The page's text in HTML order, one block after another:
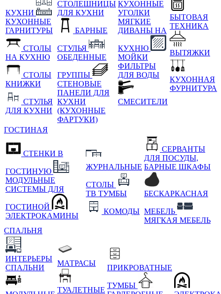
КУХНИ
КУХОННЫЕ
ГАРНИТУРЫ
СТОЛЫ
НА КУХНЮ
СТОЛЫ
КНИЖКИ
СТУЛЬЯ
ДЛЯ КУХНИ
СТОЛЕШНИЦЫ
ДЛЯ КУХНИ
БАРНЫЕ
СТУЛЬЯ
ОБЕДЕННЫЕ
ГРУППЫ
СТЕНОВЫЕ
ПАНЕЛИ ДЛЯ
КУХНИ
(КУХОННЫЕ
ФАРТУКИ)
КУХОННЫЕ
УГОЛКИ
МЯГКИЕ
ДИВАНЫ НА
КУХНЮ
МОЙКИ
ФИЛЬТРЫ
ДЛЯ ВОДЫ
СМЕСИТЕЛИ
БЫТОВАЯ
ТЕХНИКА
ВЫТЯЖКИ
КУХОННАЯ
ФУРНИТУРА
ГОСТИНАЯ
СТЕНКИ В
ГОСТИНУЮ
МОДУЛЬНЫЕ
СИСТЕМЫ ДЛЯ
ГОСТИНОЙ
ЭЛЕКТРОКАМИНЫ
ЖУРНАЛЬНЫЕ
СТОЛЫ
ТВ ТУМБЫ
КОМОДЫ
СЕРВАНТЫ
ДЛЯ ПОСУДЫ,
БАРНЫЕ ШКАФЫ
БЕСКАРКАСНАЯ
МЕБЕЛЬ
МЯГКАЯ МЕБЕЛЬ
СПАЛЬНЯ
ИНТЕРЬЕРЫ
СПАЛЬНИ
МАТРАСЫ
ТУАЛЕТНЫЕ
ПРИКРОВАТНЫЕ
ТУМБЫ